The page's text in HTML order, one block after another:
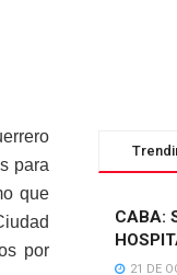
para
que
por
CABA:
21 DE